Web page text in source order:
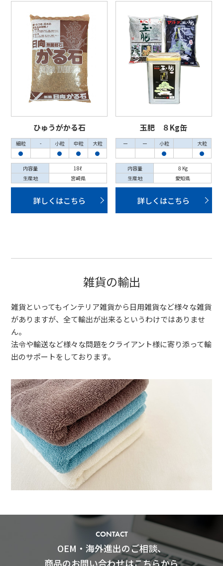
ひゅうがかる石
細粒 - 小粒 中粒
大粒
●
● ●
●
内容量
18ℓ
生産地
宮崎県
詳しくはこちら
玉肥 ８Kg缶
ー ー 小粒
大粒
●
●
内容量
８Kg
生産地
愛知県
詳しくはこちら
雑貨の輸出
雑貨といってもインテリア雑貨から日用雑貨など様々な雑貨
がありますが、全て輸出が出来るというわけではありませ
ん。
法令や輸送など様々な問題をクライアント様に寄り添って輸
出のサポートをしております。
CONTACT
OEM・海外進出のご相談、
商品のお問い合わせはこちらから